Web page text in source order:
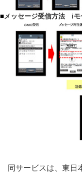
■メッセージ受信方法 iモ
同サービスは、東日